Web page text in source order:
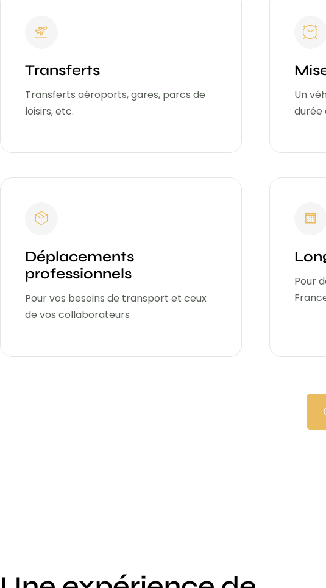
Transferts
Transferts aéroports, gares, parcs de
loisirs, etc.
Un
durée
Déplacements
professionnels
Pour vos besoins de transport et ceux
de vos collaborateurs
Pour